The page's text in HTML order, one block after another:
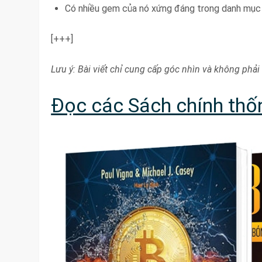
Có nhiều gem của nó xứng đáng trong danh
[+++]
Lưu ý: Bài viết chỉ cung cấp góc nhìn và không
Đọc các Sách chính